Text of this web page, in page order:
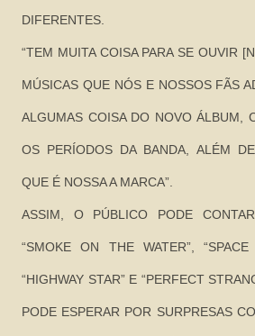
DIFERENTES.
“TEM MUITA COISA PARA SE OUVIR
MÚSICAS QUE NÓS E NOSSOS FÃS
ALGUMAS COISA DO NOVO ÁLBUM,
OS PERÍODOS DA BANDA, ALÉM
QUE É NOSSA A MARCA”.
ASSIM, O PÚBLICO PODE
“SMOKE ON THE WATER”, “SPACE
“HIGHWAY STAR” E “PERFECT
PODE ESPERAR POR SURPRESAS